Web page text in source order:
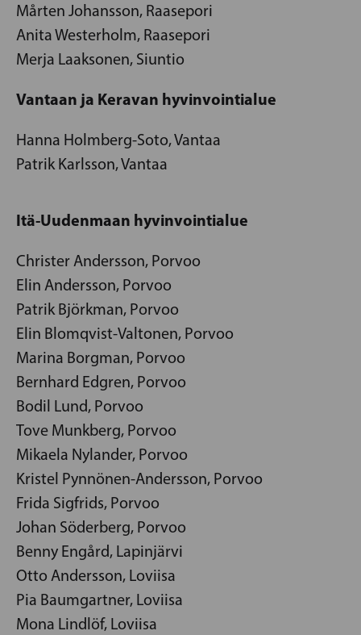
Mårten Johansson, Raasepori
Anita Westerholm, Raasepori
Merja Laaksonen, Siuntio
Vantaan ja Keravan hyvinvointialue
Hanna Holmberg-Soto, Vantaa
Patrik Karlsson, Vantaa
Itä-Uudenmaan hyvinvointialue
Christer Andersson, Porvoo
Elin Andersson, Porvoo
Patrik Björkman, Porvoo
Elin Blomqvist-Valtonen, Porvoo
Marina Borgman, Porvoo
Bernhard Edgren, Porvoo
Bodil Lund, Porvoo
Tove Munkberg, Porvoo
Mikaela Nylander, Porvoo
Kristel Pynnönen-Andersson, Porvoo
Frida Sigfrids, Porvoo
Johan Söderberg, Porvoo
Benny Engård, Lapinjärvi
Otto Andersson, Loviisa
Pia Baumgartner, Loviisa
Mona Lindlöf, Loviisa